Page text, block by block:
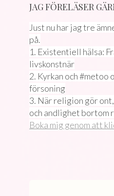
JAG FÖRELÄSER
Just nu har jag tre
på.
1. Existentiell hälsa:
livskonstnär
2. Kyrkan och #metoo
försoning
3. När religion gör
och andlighet bortom
Boka mig genom att